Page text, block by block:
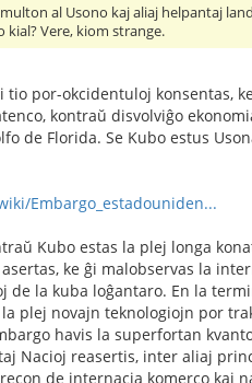
al Usono kaj aliaj helpantaj
kial? Vere, kiom strange.
tio por-okcidentuloj konsentas,
kontraŭ disvolviĝo
de Florida. Se Kubo estus
Embargo_estadouniden...
Kubo estas la plej longa
ke ĝi malobservas la
de la kuba loĝantaro. En la
plej novajn teknologiojn por
havis la superfortan
Nacioj reasertis, inter aliaj
de internacia komerco kaj